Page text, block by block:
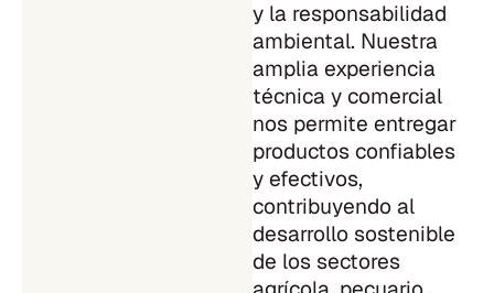
y la responsabilidad
ambiental. Nuestra
amplia experiencia
técnica y comercial
nos permite entregar
productos confiables
y efectivos,
contribuyendo al
desarrollo sostenible
de los sectores